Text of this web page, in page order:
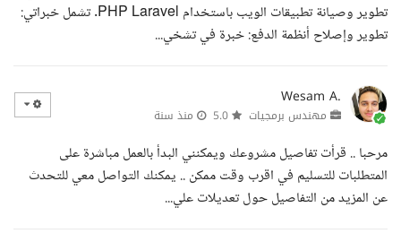
تطوير وصيانة تطبيقات الويب باستخدام PHP Laravel. تشمل خبراتي:
تطوير وإصلاح أنظمة الدفع: خبرة في تشخي...
Wesam A.
مهندس برمجيات منذ سنة
مرحبا .. قرأت تفاصيل مشروعك ويمكنني البدأ بالعمل مباشرة على
المتطلبات للتسليم في اقرب وقت ممكن .. يمكنك التواصل معي للتحدث
عن المزيد من التفاصيل حول تعديلات علي...